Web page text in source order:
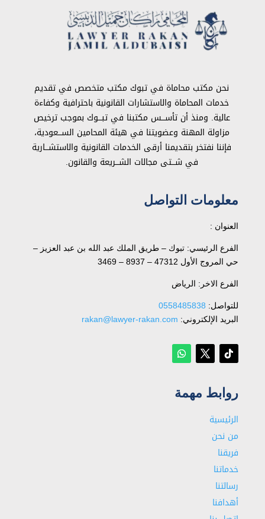
نحن مكتب محاماة في تبوك مكتب متخصص في تقديم
خدمات المحاماة والاستشارات القانونية باحترافية وكفاءة
عالية. ومنذ أن تأســـس مكتبنا في تبـــوك بموجب ترخيص
مزاولة المهنة وعضويتنا في هيئة المحامين الســـعودية،
فإننا نفتخر بتقديمنا أرقى الخدمات القانونية والاستشـــارية
في شـــتى مجالات الشـــريعة والقانون.
معلومات التواصل
العنوان :
الفرع الرئيسي: تبوك – طريق الملك عبد الله بن عبد العزيز –
حي المروج الأول 47312 – 8937 – 3469
الفرع الاخر: الرياض
للتواصل: ⁦ 0558485838
البريد الإلكتروني: rakan@lawyer-rakan.com
روابط مهمة
الرئيسية
من نحن
فريقنا
خدماتنا
رسالتنا
أهدافنا